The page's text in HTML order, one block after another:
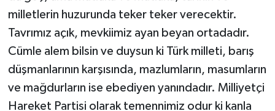
milletlerin huzurunda teker teker verecektir.
Tavrımız açık, mevkiimiz ayan beyan ortadadır.
Cümle alem bilsin ve duysun ki Türk milleti, barış
düşmanlarının karşısında, mazlumların, masumların
ve mağdurların ise ebediyen yanındadır. Milliyetçi
Hareket Partisi olarak temennimiz odur ki kanla